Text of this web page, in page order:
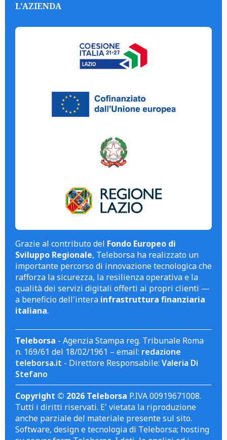
L'AZIENDA
Grazie al contributo del Fondo Europeo di
Sviluppo Regionale, Teleborsa ha realizzato un
importante percorso di innovazione tecnologica che
rafforza la sicurezza, la resilienza operativa e la
qualità dei servizi digitali offerti ai propri clienti —
a beneficio dell'intera infrastruttura finanziaria
italiana.
Teleborsa - Agenzia Stampa reg. Tribunale Roma
n. 169/61 del 18/02/1961 – email: redazione
teleborsa.it - Direttore Responsabile: Valeria Di
Stefano
Copyright © 2026 Teleborsa P.IVA 00919671008.
Tutti i diritti riservati. E' vietata la riproduzione
anche parziale del materiale presente sul sito.
Software, design e tecnologia di Teleborsa; hosting